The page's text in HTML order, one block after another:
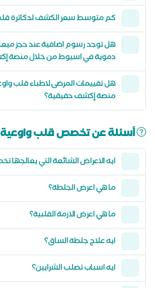
كم متوسط سعر الكشف لدكاترة
هل توجد رسوم اضافية عند حجز
دموية في اسيوط من خلال منصة
هل تقييمات المرضى لاطباء قلب
منصة إكشف حقيقية؟
أسئلة عن تخصص قلب
ايه الاعراض الشائعة التي
ما هي اعرض الجلطة؟
ما هي اعرض الازمة القلبية؟
ايه علاج جلطة الساق؟
ايه اسباب تصلب الشرايين؟